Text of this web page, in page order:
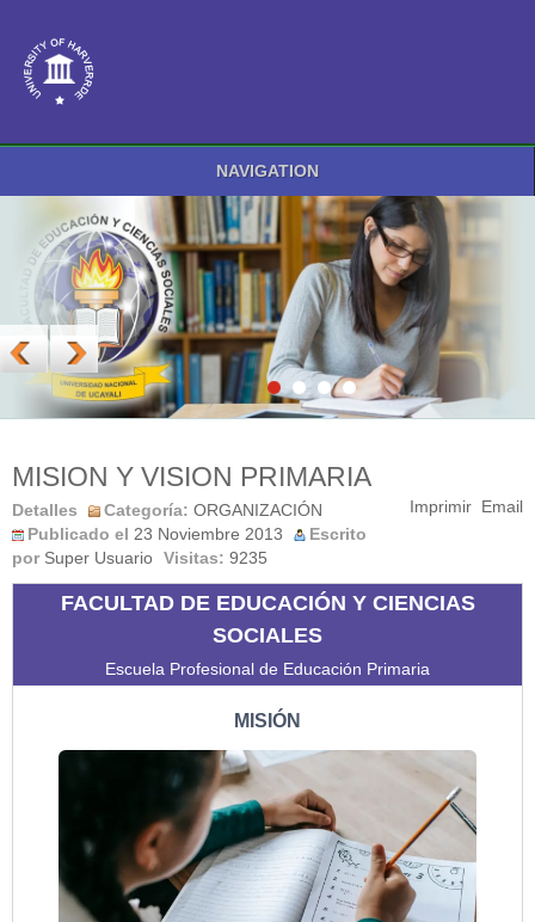
NAVIGATION
MISION Y VISION PRIMARIA
Detalles Categoría: ORGANIZACIÓN
Publicado el 23 Noviembre 2013
Escrito
por Super Usuario Visitas: 9235
Imprimir Email
FACULTAD DE EDUCACIÓN Y CIENCIAS
SOCIALES
Escuela Profesional de Educación Primaria
MISIÓN